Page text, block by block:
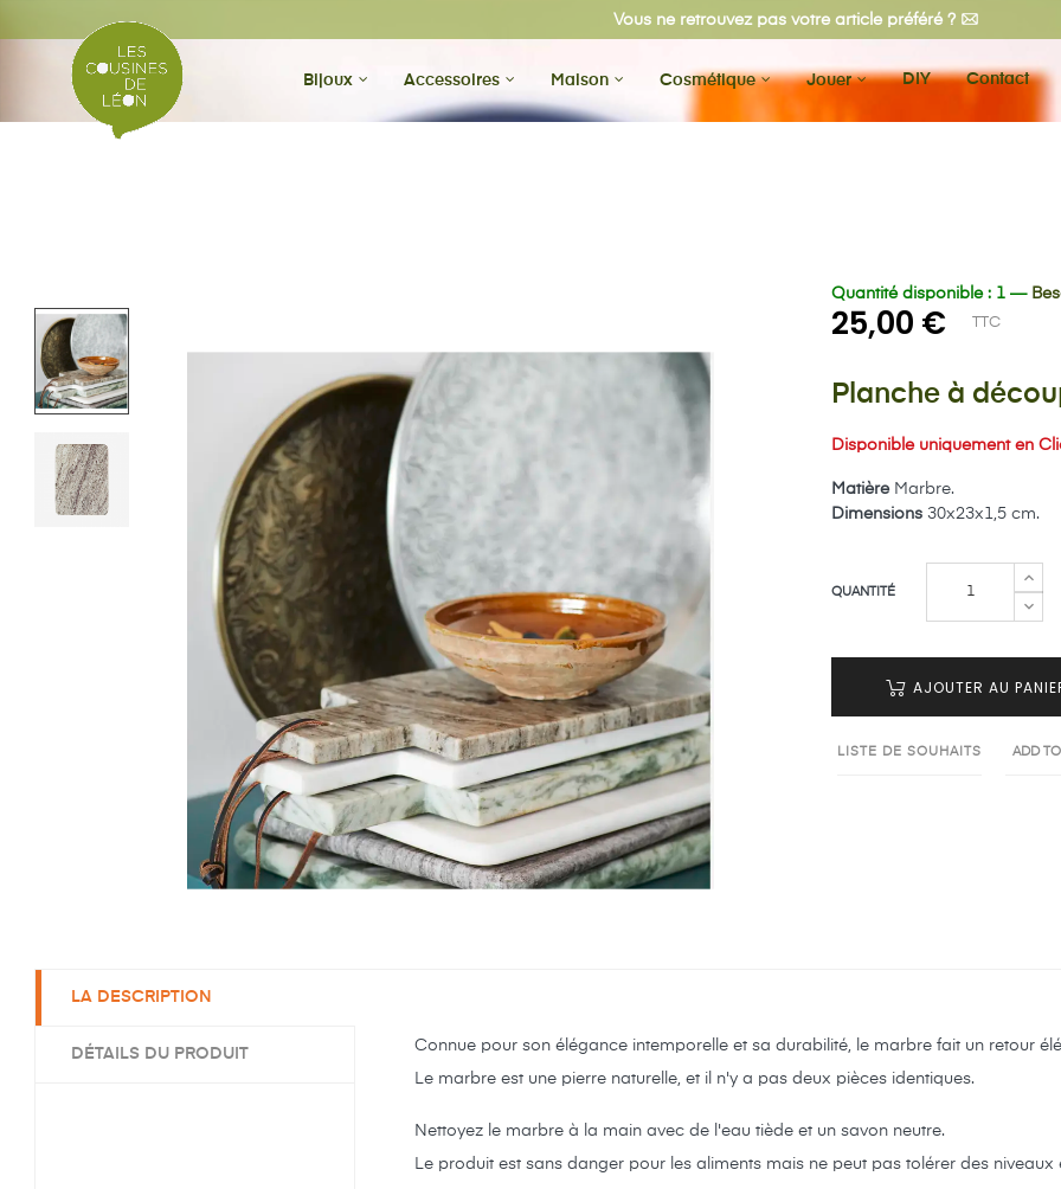
Vous ne retrouvez pas votre article préféré ?
Bijoux Accessoires Maison Cosmétique Jouer DIY Contact
Quantité disponible : 1 —
25,00 € TTC
Planche à
Disponible uniquement en
MatièreMarbre.
Dimensions 30x23x1,5 cm.
QUANTITÉ
AJOUTER AU
LISTE DE SOUHAITS ADD
LA DESCRIPTION
DÉTAILS DU PRODUIT
Connue pour son élégance intemporelle et sa durabilité, le marbre fait un retour
Le marbre est une pierre naturelle, et il n'y a pas deux pièces identiques.
Nettoyez le marbre à la main avec de l'eau tiède et un savon neutre.
Le produit est sans danger pour les aliments mais ne peut pas tolérer des